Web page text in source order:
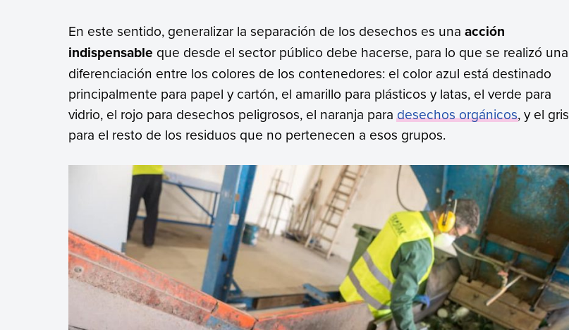
En este sentido, generalizar la separación de los desechos es una acción
indispensable que desde el sector público debe hacerse, para lo que se realizó una
diferenciación entre los colores de los contenedores: el color azul está destinado
principalmente para papel y cartón, el amarillo para plásticos y latas, el verde para
vidrio, el rojo para desechos peligrosos, el naranja paradesechos orgánicos, y el gris
para el resto de los residuos que no pertenecen a esos grupos.